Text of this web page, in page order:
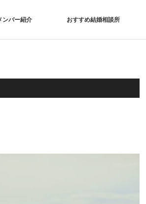
ンバー紹介 おすすめ結婚相談所